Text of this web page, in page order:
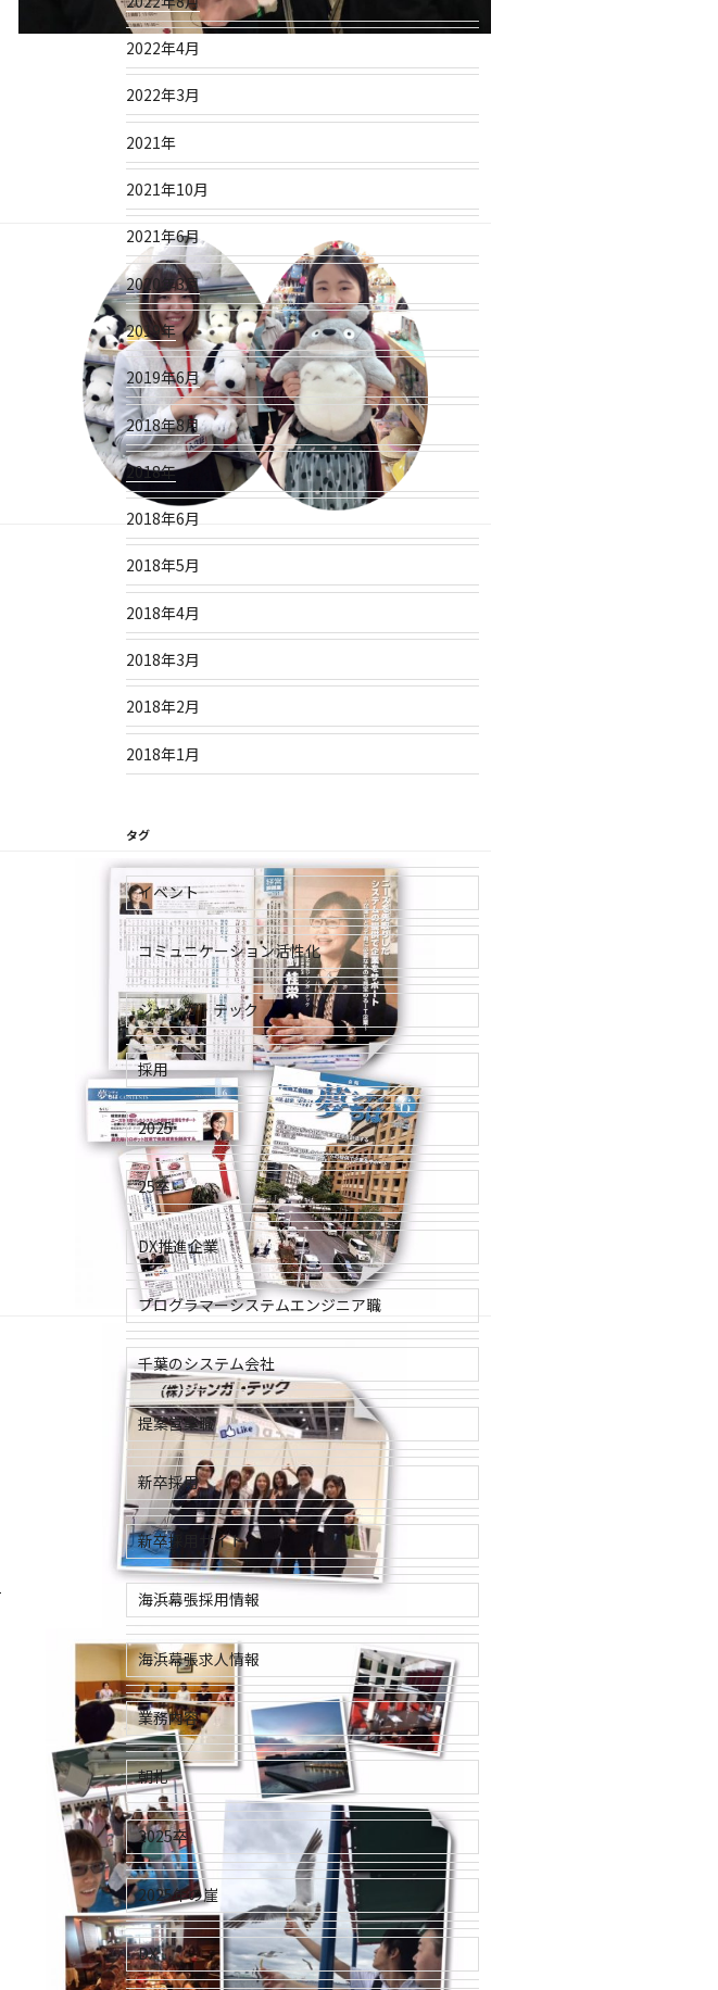
2022年4月
2022年3月
2021年
2021年10月
2021年6月
2020年3月
2019年
2019年6月
2018年8月
2018年
2018年6月
2018年5月
2018年4月
2018年3月
2018年2月
2018年1月
タグ
イベント
コミュニケーション活性化
ジャンガ・テック
採用
2025
25卒
DX推進企業
プログラマーシステムエンジニア職
千葉のシステム会社
提案営業職
新卒採用
新卒採用サイト
海浜幕張採用情報
海浜幕張求人情報
業務内容
朝礼
2025卒
2025年の崖
DX